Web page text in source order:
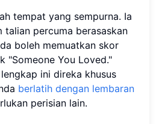
tempat yang sempurna. Ia
talian percuma berasaskan
boleh memuatkan skor
"Someone You Loved."
ini direka khusus
berlatih dengan lembaran
perisian lain.